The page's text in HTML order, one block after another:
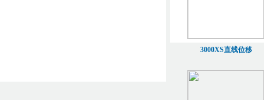
3000XS直线位移